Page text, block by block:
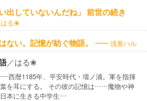
出していないんだね」 前世の続き
はる❀
ない。記憶が紡ぐ物語。 浅葱ハル
／はる❀
西暦1185年、平安時代・壇ノ浦。軍を指揮
を耳にする。 その彼の記憶は……魔物や神
本に生きる中学生…